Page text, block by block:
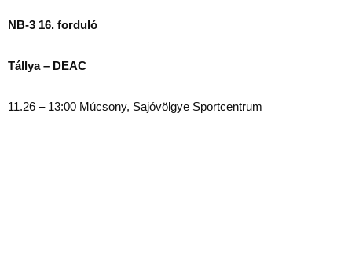
NB-3 16. forduló
Tállya – DEAC
11.26 – 13:00 Múcsony, Sajóvölgye Sportcentrum